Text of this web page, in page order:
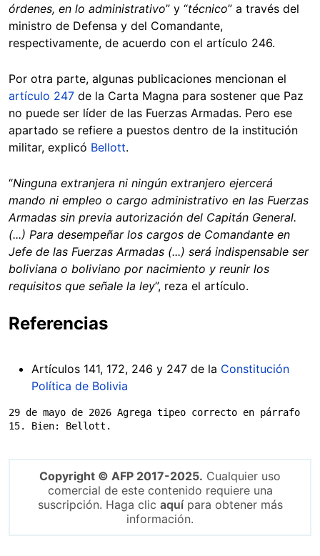
órdenes, en lo administrativo” y “técnico” a través del
ministro de Defensa y del Comandante,
respectivamente, de acuerdo con el artículo 246.
Por otra parte, algunas publicaciones mencionan el
artículo 247 de la Carta Magna para sostener que Paz
no puede ser líder de las Fuerzas Armadas. Pero ese
apartado se refiere a puestos dentro de la institución
militar, explicó Bellott.
“Ninguna extranjera ni ningún extranjero ejercerá
mando ni empleo o cargo administrativo en las Fuerzas
Armadas sin previa autorización del Capitán General.
(...) Para desempeñar los cargos de Comandante en
Jefe de las Fuerzas Armadas (...) será indispensable ser
boliviana o boliviano por nacimiento y reunir los
requisitos que señale la ley”, reza el artículo.
Referencias
Artículos 141, 172, 246 y 247 de la Constitución
Política de Bolivia
29 de mayo de 2026 Agrega tipeo correcto en párrafo
15. Bien: Bellott.
Copyright © AFP 2017-2025. Cualquier uso
comercial de este contenido requiere una
suscripción. Haga clic aquípara obtener más
información.